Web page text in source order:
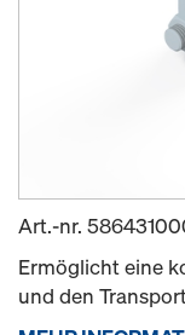
Art.-nr.
Ermöglicht eine
und den